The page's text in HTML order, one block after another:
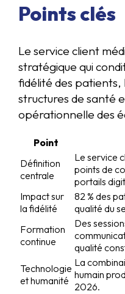
Points clés
Le service client
stratégique qui
fidélité des patients,
structures de santé
opérationnelle des
Point
Définition
centrale
Le service
points de
portails
Impact sur
la fidélité
82 % des
qualité du
Formation
continue
Des
qualité
Technologie
et humanité
La
humain
2026.